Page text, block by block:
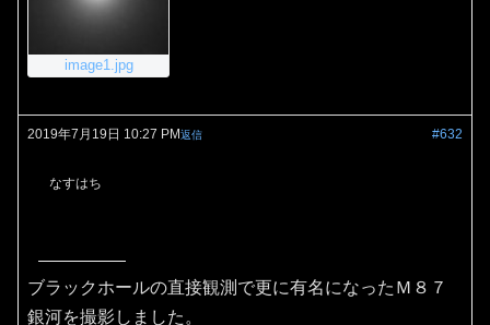
image1.jpg
2019年7月19日 10:27 PM #632
返信
なすはち
ブラックホールの直接観測で更に有名になったＭ８７
銀河を撮影しました。